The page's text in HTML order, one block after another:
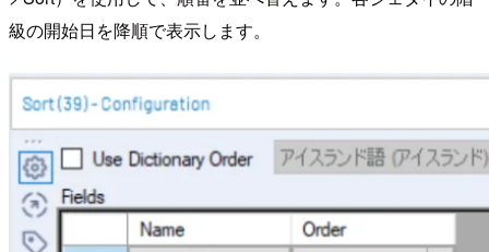
級の開始日を降順で表示します。